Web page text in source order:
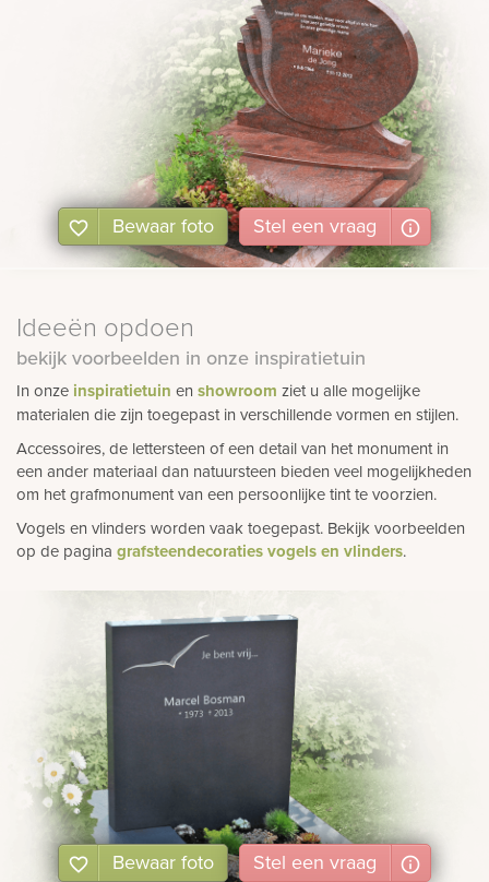
Bewaar foto Stel een vraag
Ideeën opdoen
bekijk voorbeelden in onze inspiratietuin
In onze inspiratietuin en showroom ziet u alle mogelijke
materialen die zijn toegepast in verschillende vormen en stijlen.
Accessoires, de lettersteen of een detail van het monument in
een ander materiaal dan natuursteen bieden veel mogelijkheden
om het grafmonument van een persoonlijke tint te voorzien.
Vogels en vlinders worden vaak toegepast. Bekijk voorbeelden
op de pagina grafsteendecoraties vogels en vlinders.
Bewaar foto Stel een vraag